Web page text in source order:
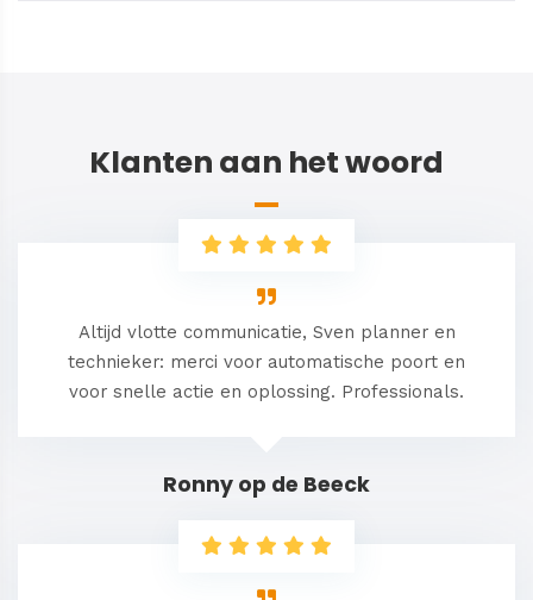
Klanten aan het woord
Ronny op de Beeck
Altijd vlotte communicatie, Sven planner en
technieker: merci voor automatische poort en
voor snelle actie en oplossing. Professionals.